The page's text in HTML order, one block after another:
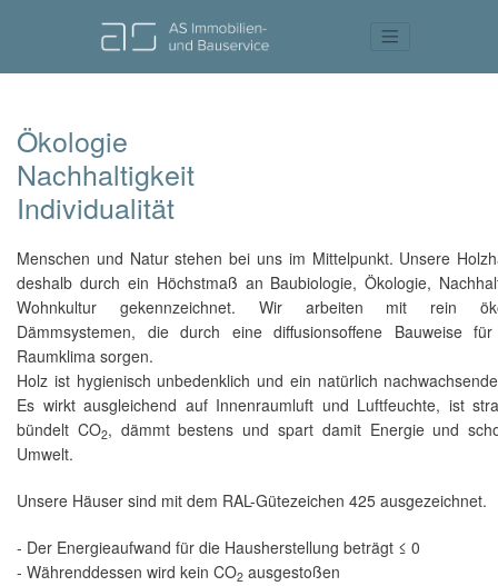
Ökologie
Nachhaltigkeit
Individualität
Menschen und Natur stehen bei uns im Mittelpunkt. Unsere
deshalb durch ein Höchstmaß an Baubiologie, Ökologie,
Wohnkultur gekennzeichnet. Wir arbeiten mit rein
Dämmsystemen, die durch eine diffusionsoffene Bauweise
Raumklima sorgen.
Holz ist hygienisch unbedenklich und ein natürlich
Es wirkt ausgleichend auf Innenraumluft und Luftfeuchte, ist
bündelt CO2, dämmt bestens und spart damit Energie und
Umwelt.
Unsere Häuser sind mit dem RAL-Gütezeichen 425 ausgezeichnet.
- Der Energieaufwand für die Hausherstellung beträgt ≤ 0
- Währenddessen wird kein CO2 ausgestoßen